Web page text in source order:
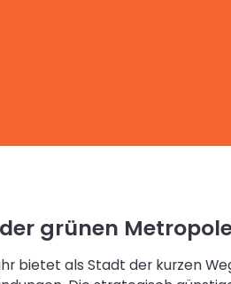
grünen
bietet als Stadt der kurzen